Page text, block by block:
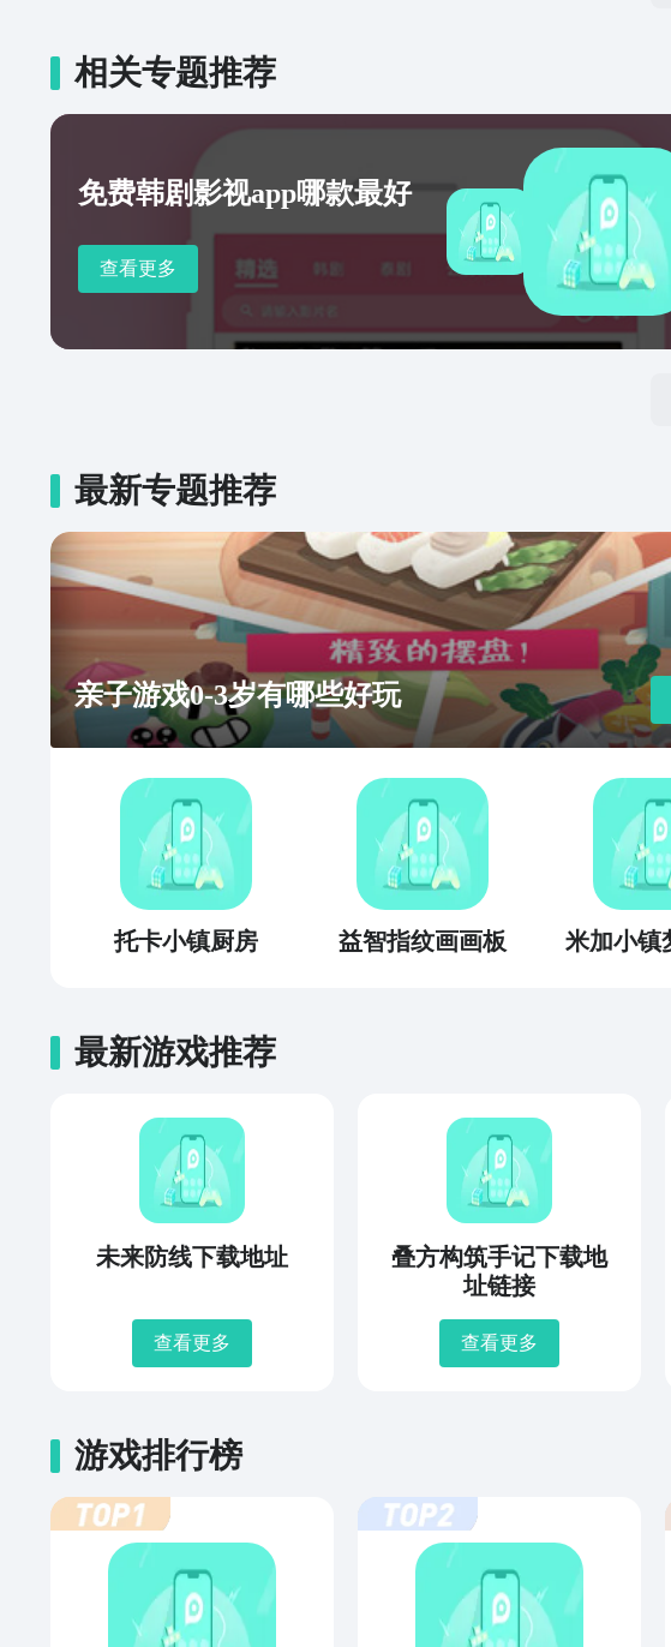
相关专题推荐
免费韩剧影视app哪款最好
查看更多
最新专题推荐
亲子游戏0-3岁有哪些好玩
托卡小镇厨房 益智指纹画画板
最新游戏推荐
未来防线下载地址
查看更多
叠方构筑手记下载地
址链接
查看更多
游戏排行榜